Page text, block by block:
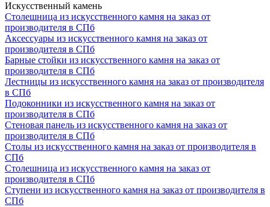
Искусственный камень
Столешница из искусственного камня на заказ от
производителя в СПб
Аксессуары из искусственного камня на заказ от
производителя в СПб
Барные стойки из искусственного камня на заказ от
производителя в СПб
Лестницы из искусственного камня на заказ от производителя
в СПб
Подоконники из искусственного камня на заказ от
производителя в СПб
Стеновая панель из искусственного камня на заказ от
производителя в СПб
Столы из искусственного камня на заказ от производителя в
СПб
Столешница из искусственного камня на заказ от
производителя в СПб
Ступени из искусственного камня на заказ от производителя в
СПб